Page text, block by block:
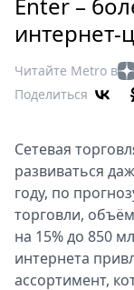
Еда
Мода
Театр
Кино
интернет-
Читайте Metro в
Поделиться
Сетевая
развиваться
году, по
торговли,
на 15% до 850
интернета
ассортимент,